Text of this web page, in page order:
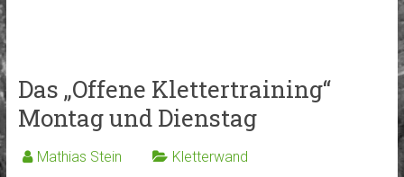
Das „Offene Klettertraining“
Montag und Dienstag
Mathias Stein Kletterwand